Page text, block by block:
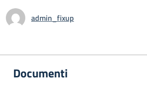
admin_fixup
Documenti